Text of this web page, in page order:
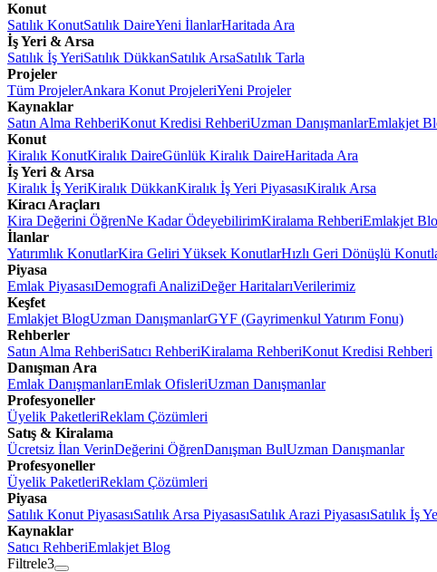
Konut
Satılık KonutSatılık DaireYeni İlanlarHaritada Ara
İş Yeri & Arsa
Satılık İş YeriSatılık DükkanSatılık ArsaSatılık Tarla
Projeler
Tüm ProjelerAnkara Konut ProjeleriYeni Projeler
Kaynaklar
Satın Alma RehberiKonut Kredisi RehberiUzman DanışmanlarEmlakjet
Konut
Kiralık KonutKiralık DaireGünlük Kiralık DaireHaritada Ara
İş Yeri & Arsa
Kiralık İş YeriKiralık DükkanKiralık İş Yeri PiyasasıKiralık Arsa
Kiracı Araçları
Kira Değerini ÖğrenNe Kadar ÖdeyebilirimKiralama RehberiEmlakjet
İlanlar
Yatırımlık KonutlarKira Geliri Yüksek KonutlarHızlı Geri Dönüşlü
Piyasa
Emlak PiyasasıDemografi AnaliziDeğer HaritalarıVerilerimiz
Keşfet
Emlakjet BlogUzman DanışmanlarGYF (Gayrimenkul Yatırım Fonu)
Rehberler
Satın Alma RehberiSatıcı RehberiKiralama RehberiKonut Kredisi Rehberi
Danışman Ara
Emlak DanışmanlarıEmlak OfisleriUzman Danışmanlar
Profesyoneller
Üyelik PaketleriReklam Çözümleri
Satış & Kiralama
Ücretsiz İlan VerinDeğerini ÖğrenDanışman BulUzman Danışmanlar
Profesyoneller
Üyelik PaketleriReklam Çözümleri
Piyasa
Satılık Konut PiyasasıSatılık Arsa PiyasasıSatılık Arazi PiyasasıSatılık İş
Kaynaklar
Satıcı RehberiEmlakjet Blog
Filtrele3